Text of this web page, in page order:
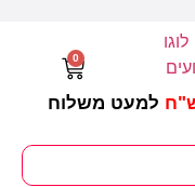
למעט משלוח
0